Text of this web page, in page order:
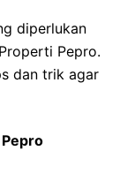
diperlukan
Pepro.
dan trik agar